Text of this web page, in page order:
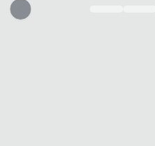
Aplicada
INFORMAÇÃO ADICIONAL